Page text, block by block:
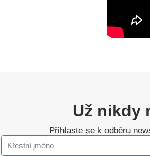
Už nikdy
Přihlaste se k odběru